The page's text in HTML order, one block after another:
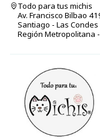
Todo para tus michis
Av. Francisco Bilbao
Santiago - Las Condes
Región Metropolitana